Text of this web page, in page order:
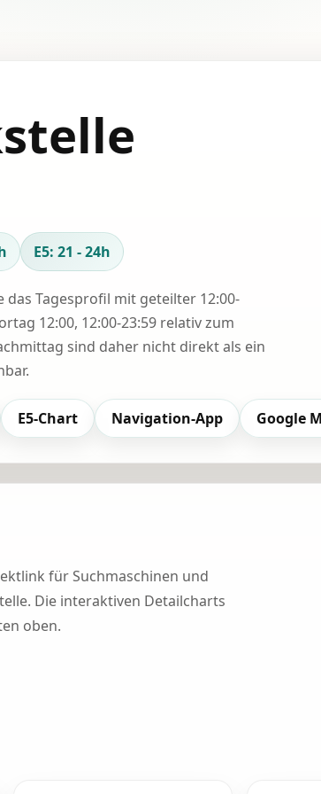
E5: 21 - 24h
das Tagesprofil mit geteilter 12:00-
12:00, 12:00-23:59 relativ zum
sind daher nicht direkt als ein
E5-Chart Navigation-App Google
für Suchmaschinen und
Die interaktiven Detailcharts
oben.